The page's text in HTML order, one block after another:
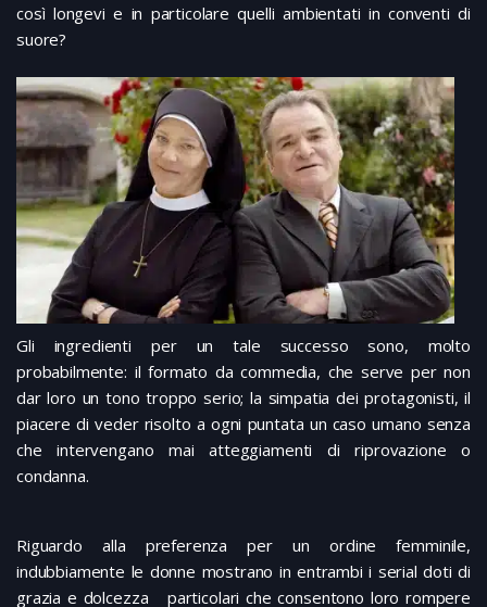
così longevi e in particolare quelli ambientati in conventi di
suore?
Gli ingredienti per un tale successo sono, molto
probabilmente: il formato da commedia, che serve per non
dar loro un tono troppo serio; la simpatia dei protagonisti, il
piacere di veder risolto a ogni puntata un caso umano senza
che intervengano mai atteggiamenti di riprovazione o
condanna.
Riguardo alla preferenza per un ordine femminile,
indubbiamente le donne mostrano in entrambi i serial doti di
grazia e dolcezza particolari che consentono loro rompere